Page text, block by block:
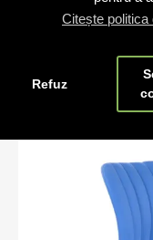
Citește politica
Refuz
Scaun așteptare cu
Scaun
cromat 45